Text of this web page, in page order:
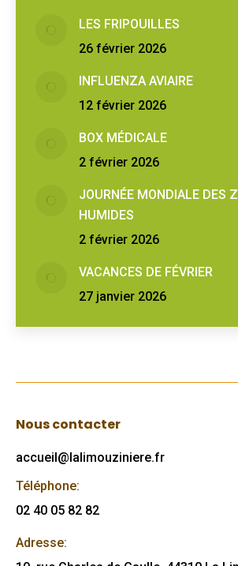
LES FRIPOUILLES
26 février 2026
INFLUENZA AVIAIRE
12 février 2026
BOX MÉDICALE
2 février 2026
JOURNÉE MONDIALE DES
HUMIDES
2 février 2026
VACANCES DE FÉVRIER
27 janvier 2026
Nous contacter
accueil@lalimouziniere.fr
Téléphone:
02 40 05 82 82
Adresse: